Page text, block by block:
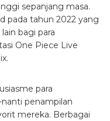
sepanjang masa.
pada tahun 2022 yang
bagi para
One Piece Live
para
penampilan
mereka. Berbagai